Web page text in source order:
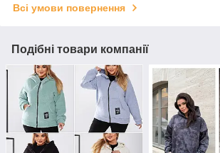
Всі умови повернення
Подібні товари компанії